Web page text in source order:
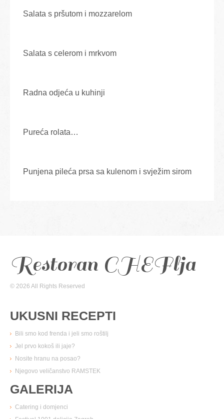
Salata s pršutom i mozzarelom
Salata s celerom i mrkvom
Radna odjeća u kuhinji
Pureća rolata…
Punjena pileća prsa sa kulenom i svježim sirom
Restoran CHEFlja
© 2026 All Rights Reserved
UKUSNI RECEPTI
Bili smo kod frenda i jeli smo roštilj
Jel prvo kokoš ili jaje?
Nosite hranu na posao?
Njegovo veličanstvo RAMSTEK
GALERIJA
Catering i domjenci